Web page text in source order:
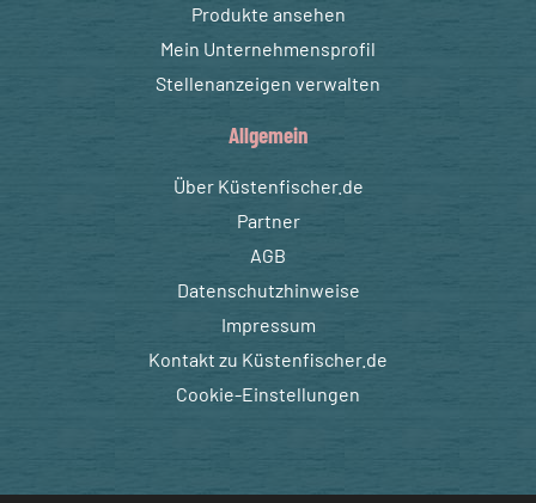
Produkte ansehen
Mein Unternehmensprofil
Stellenanzeigen verwalten
Allgemein
Über Küstenfischer.de
Partner
AGB
Datenschutzhinweise
Impressum
Kontakt zu Küstenfischer.de
Cookie-Einstellungen